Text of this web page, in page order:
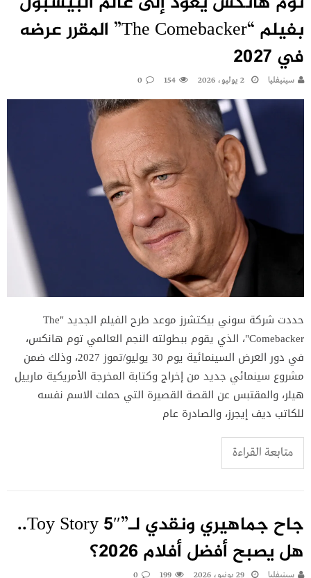
بفيلم “The Comebacker” المقرر عرضه
في 2027
سينيفليا 2 يوليو، 2026 154
0
حددت شركة سوني بيكتشرز موعد طرح الفيلم الجديد "The
Comebacker"، الذي يقوم ببطولته النجم العالمي توم هانكس،
في دور العرض السينمائية يوم 30 يوليو/تموز 2027، وذلك ضمن
مشروع سينمائي جديد من إخراج وكتابة المخرجة الأمريكية مارييل
هيلر، والمقتبس عن القصة القصيرة التي حملت الاسم نفسه
للكاتب ديف إيجرز، والصادرة عام
متابعة القراءة
جاح جماهيري ونقدي لـ”Toy Story 5″..
هل يصبح أفضل أفلام 2026؟
سينيفليا 29 يونيو، 2026 199
0